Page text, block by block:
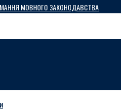
МОВНОГО ЗАКОНОДАВСТВА